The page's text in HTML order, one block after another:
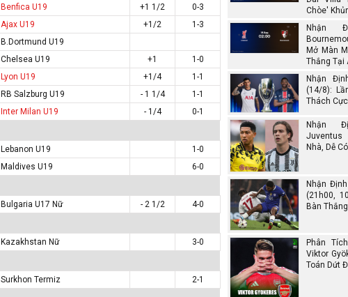
Benfica U19 +1 1/2
0-3
Ajax U19 +1/2
1-3
B.Dortmund U19
Chelsea U19 +1
1-0
Lyon U19 +1/4
1-1
RB Salzburg U19 - 1 1/4
1-1
Inter Milan U19 - 1/4
0-1
Lebanon U19
1-0
Maldives U19
6-0
Bulgaria U17 Nữ - 2 1/2
4-0
Kazakhstan Nữ
3-0
Surkhon Termiz
2-1
Chòe'
Nhận
Mở Màn
Thắng Tại
Nhận
(14/8):
Thách
Nhận
Nhà, Dễ
Nhận
(21h00,
Bàn Thắng
Phân
Viktor
Toán Dứt